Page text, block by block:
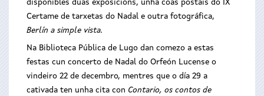
dispoñibles dúas exposicións, unha coas postais do IX
Certame de tarxetas do Nadal e outra fotográfica,
Berlín a simple vista.
Na Biblioteca Pública de Lugo dan comezo a estas
festas cun concerto de Nadal do Orfeón Lucense o
vindeiro 22 de decembro, mentres que o día 29 a
cativada ten unha cita con Contario, os contos de